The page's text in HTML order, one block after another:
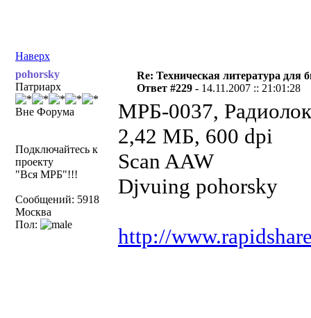
Наверх
pohorsky
Патриарх
Вне Форума
Подключайтесь к
проекту
"Вся МРБ"!!!
Сообщений: 5918
Москва
Пол:
Re: Техническая литература для
Ответ #229 - 14.11.2007 :: 21:01:28
МРБ-0037,
2,42 МБ, 600 dpi
Scan AAW
Djvuing pohorsky
http://